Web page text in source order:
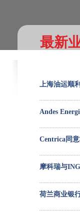
最新
上海油运顺
Andes
Centrica同
摩科瑞与
荷兰商业银